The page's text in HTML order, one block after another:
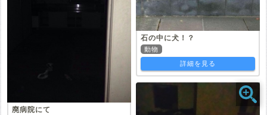
廃病院にて
石の中に犬！？
動物
詳細を見る